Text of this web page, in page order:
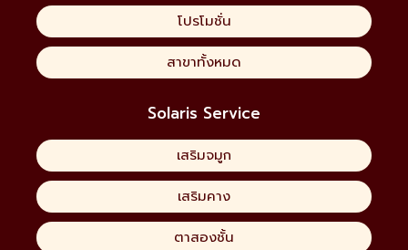
โปรโมชั่น
สาขาทั้งหมด
Solaris Service
เสริมจมูก
เสริมคาง
ตาสองชั้น